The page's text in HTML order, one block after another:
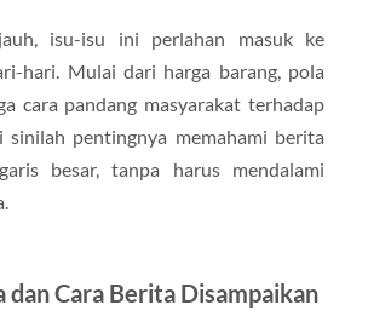
isu-isu ini perlahan masuk ke
hari. Mulai dari harga barang, pola
cara pandang masyarakat terhadap
sinilah pentingnya memahami berita
besar, tanpa harus mendalami
dan Cara Berita Disampaikan